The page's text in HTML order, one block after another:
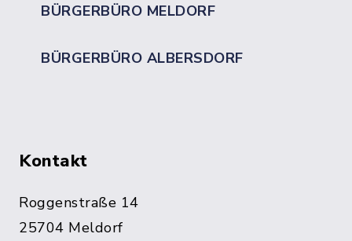
BÜRGERBÜRO MELDORF
BÜRGERBÜRO ALBERSDORF
Kontakt
Roggenstraße 14
25704 Meldorf